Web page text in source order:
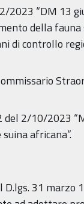
2023 “DM 13
della
di controllo
del 2/10/2023
africana”.
31 marzo